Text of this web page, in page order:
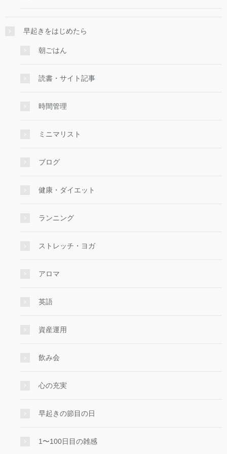
早起きをはじめたら
朝ごはん
読書・サイト記事
時間管理
ミニマリスト
ブログ
健康・ダイエット
ランニング
ストレッチ・ヨガ
アロマ
英語
資産運用
飲み会
心の充実
早起きの節目の日
1〜100日目の雑感